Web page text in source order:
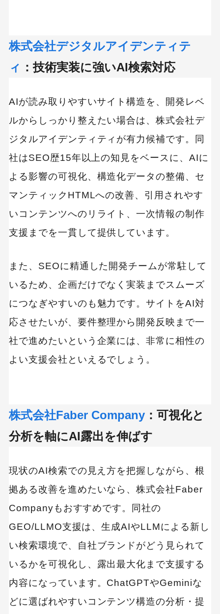
株式会社デジタルアイデンティテ
ィ ：技術実装に強いAI検索対応
AIが読み取りやすいサイト構造を、開発レベ
ルからしっかり整えたい場合は、株式会社デ
ジタルアイデンティティが有力候補です。同
社はSEO歴15年以上の知見をベースに、AIに
よる影響の可視化、構造化データの整備、セ
マンティックHTMLへの改善、引用されやす
いコンテンツへのリライト、一次情報の制作
支援までを一貫して提供しています。
また、SEOに精通した開発チームが常駐して
いるため、企画だけでなく実装までスムーズ
につなぎやすいのも魅力です。サイトをAI対
応させたいが、要件整理から開発反映まで一
社で進めたいという企業には、非常に相性の
よい支援会社といえるでしょう。
株式会社Faber Company：可視化と
分析を軸にAI露出を伸ばす
現状のAI検索での見え方を把握しながら、根
拠ある改善を進めたいなら、株式会社Faber
Companyもおすすめです。同社の
GEO/LLMO支援は、生成AIやLLMによる新し
い検索環境で、自社ブランドがどう見られて
いるかを可視化し、露出最大化まで支援する
内容になっています。ChatGPTやGeminiな
どに選ばれやすいコンテンツ構造の分析・提